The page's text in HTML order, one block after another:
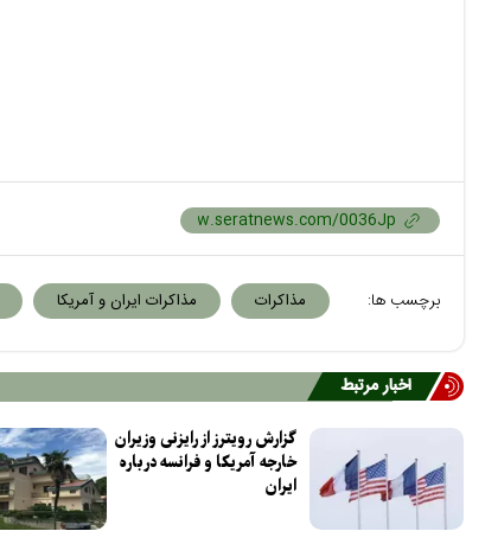
برچسب ها: مذاکرات مذاکرات ایران و آمریکا
اخبار مرتبط
گزارش رویترز از رایزنی وزیران
خارجه آمریکا و فرانسه درباره
ایران